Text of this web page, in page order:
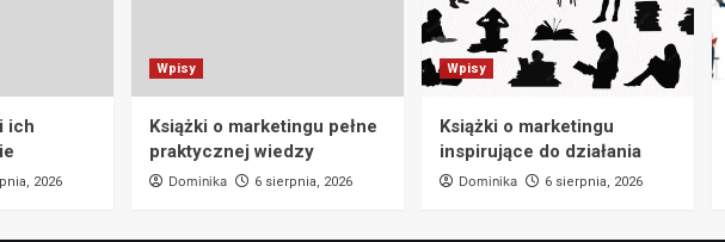
ich
2026
Wpisy
Książki o marketingu pełne
praktycznej wiedzy
Dominika 6 sierpnia, 2026
Wpisy
Książki o marketingu
inspirujące do działania
Dominika 6 sierpnia, 2026